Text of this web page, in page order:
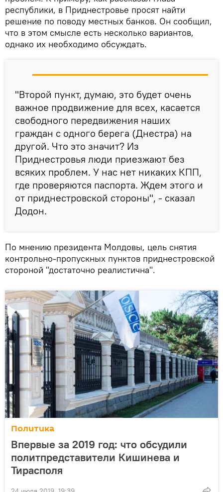
республики, в Приднестровье просят найти
решение по поводу местных банков. Он сообщил,
что в этом смысле есть несколько вариантов,
однако их необходимо обсуждать.
"Второй пункт, думаю, это будет очень
важное продвижение для всех, касается
свободного передвижения наших
граждан с одного берега (Днестра) на
другой. Что это значит? Из
Приднестровья люди приезжают без
всяких проблем. У нас нет никаких КПП,
где проверяются паспорта. Ждем этого и
от приднестровской стороны", - сказал
Додон.
По мнению президента Молдовы, цель снятия
контрольно-пропускных пунктов приднестровской
стороной "достаточно реалистична".
Политика
Впервые за 2019 год: что обсудили
политпредставители Кишинева и
Тирасполя